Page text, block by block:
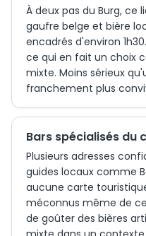
À deux pas du Burg, ce
gaufre belge et bière
encadrés d'environ
ce qui en fait un choix
mixte. Moins sérieux
franchement plus
Bars spécialisés du
Plusieurs adresses
guides locaux comme
aucune carte
méconnus même de
de goûter des bières